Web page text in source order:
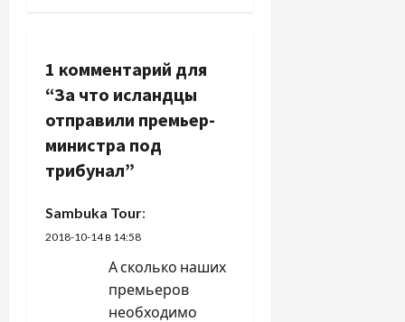
а
ц
и
п
1 комментарий для
“За что исландцы
отправили премьер-
министра под
трибунал”
Sambuka Tour:
2018-10-14 в 14:58
А сколько наших
премьеров
необходимо